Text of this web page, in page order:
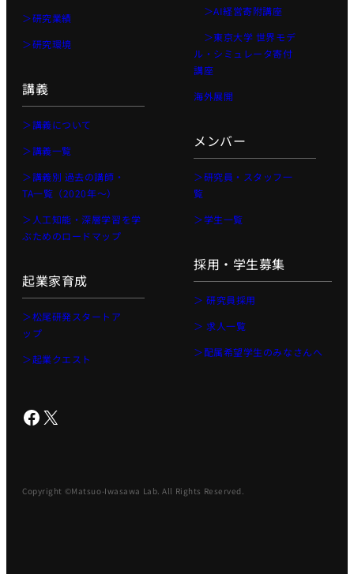
＞研究業績
＞研究環境
講義
＞講義について
＞講義一覧
＞講義別 過去の講師・
TA一覧（2020年〜）
＞人工知能・深層学習を学
ぶためのロードマップ
起業家育成
＞松尾研発スタートア
ップ
＞起業クエスト
＞AI経営寄附講座
＞東京大学 世界モデ
ル・シミュレータ寄付
講座
海外展開
メンバー
＞研究員・スタッフ一
覧
＞学生一覧
採用・学生募集
＞ 研究員採用
＞ 求人一覧
＞配属希望学生のみなさんへ
Facebook X
Copyright ©Matsuo-Iwasawa Lab. All Rights Reserved.